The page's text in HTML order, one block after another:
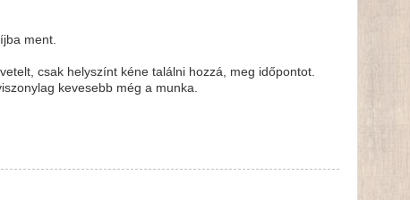
ment.
csak helyszínt kéne találni hozzá, meg időpontot.
kevesebb még a munka.